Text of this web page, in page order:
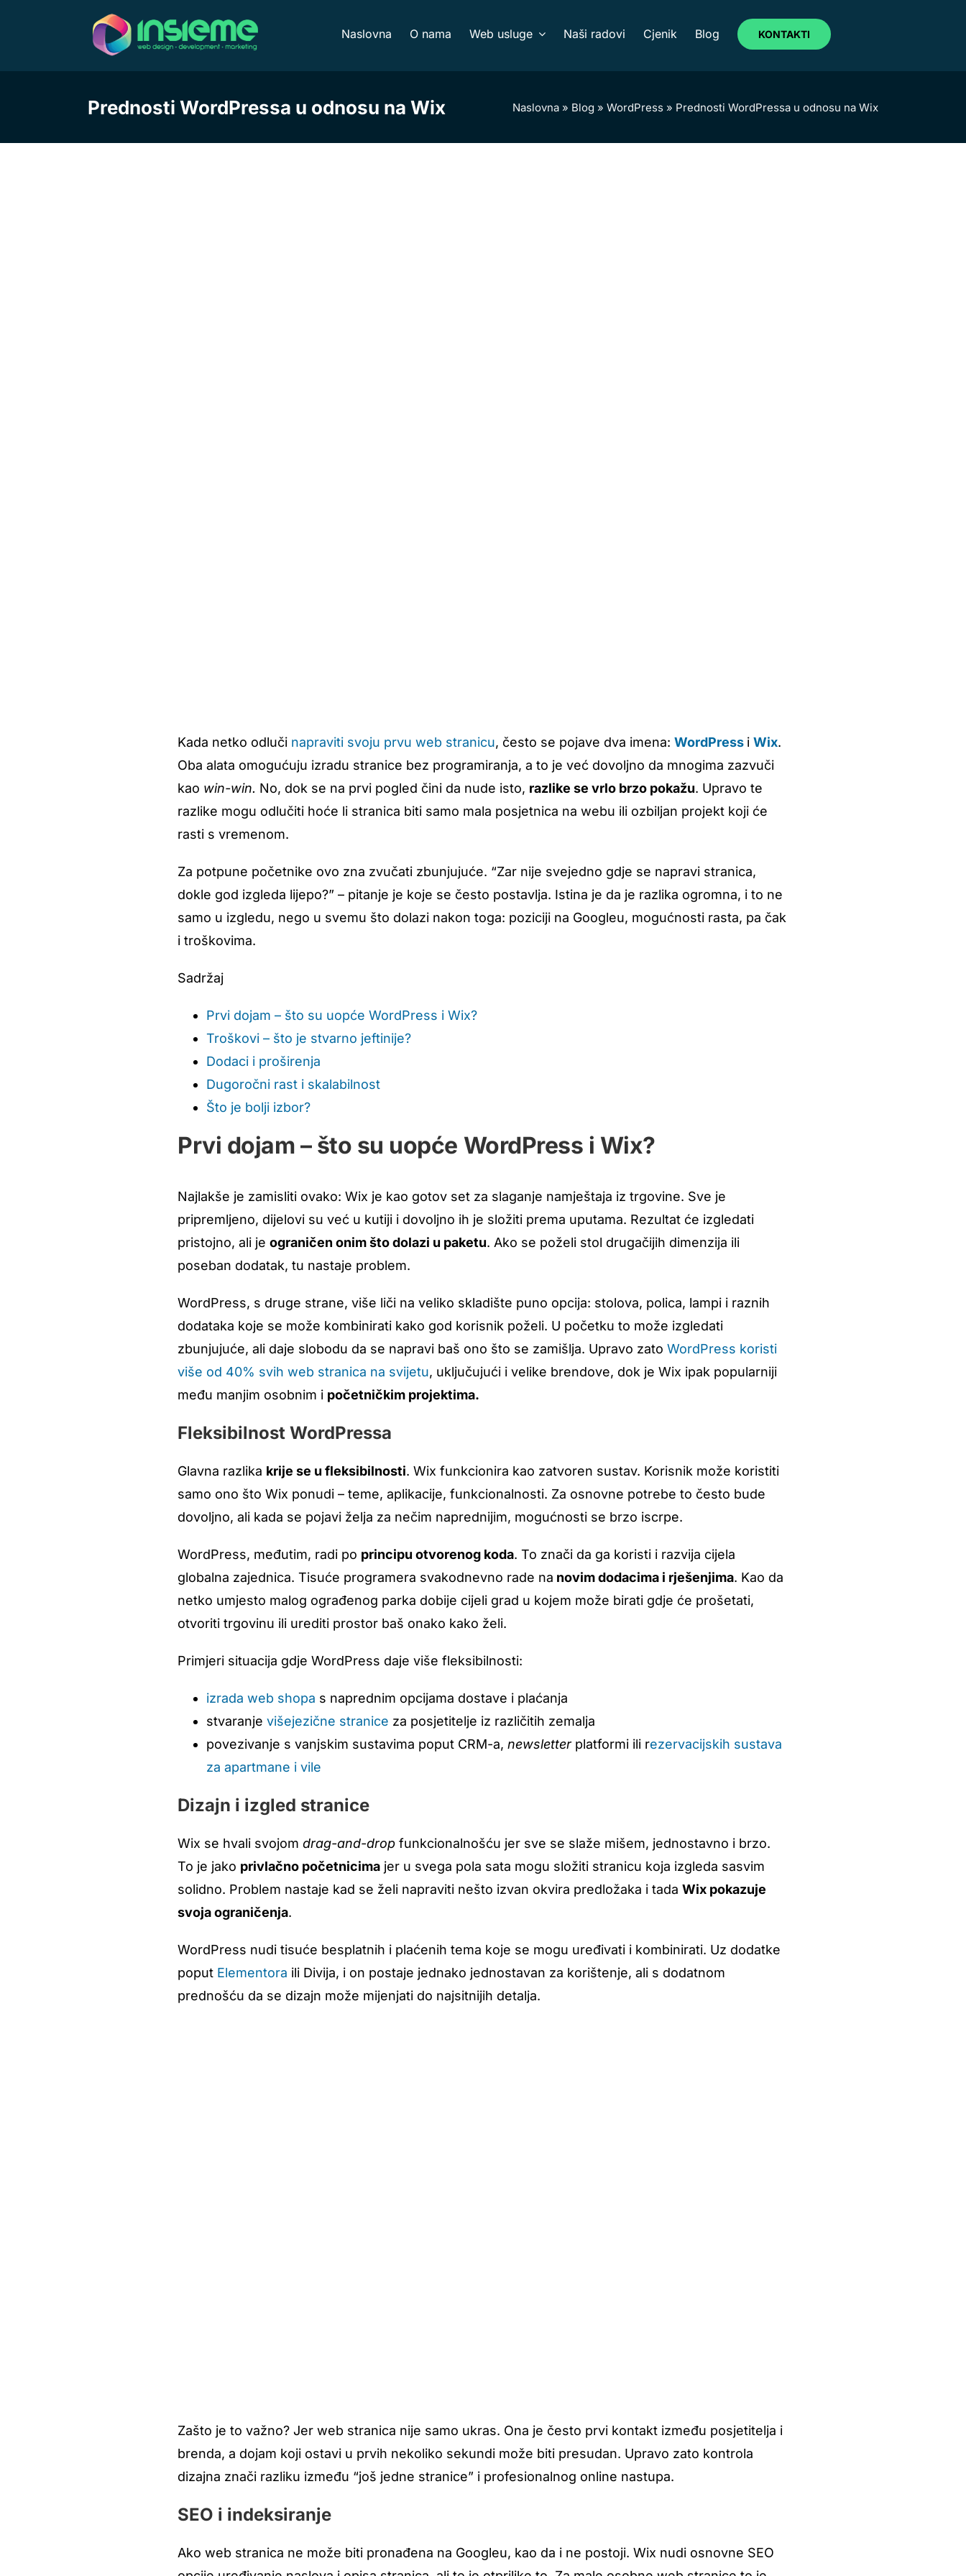
Naslovna O nama Web usluge Naši radovi Cjenik Blog KONTAKTI
Prednosti WordPressa u odnosu na Wix Naslovna » Blog » WordPress » Prednosti WordPressa u odnosu na Wix
Kada netko odluči napraviti svoju prvu web stranicu, često se pojave dva imena: WordPress i Wix.
Oba alata omogućuju izradu stranice bez programiranja, a to je već dovoljno da mnogima zazvuči
kao win-win. No, dok se na prvi pogled čini da nude isto, razlike se vrlo brzo pokažu. Upravo te
razlike mogu odlučiti hoće li stranica biti samo mala posjetnica na webu ili ozbiljan projekt koji će
rasti s vremenom.
Za potpune početnike ovo zna zvučati zbunjujuće. “Zar nije svejedno gdje se napravi stranica,
dokle god izgleda lijepo?” – pitanje je koje se često postavlja. Istina je da je razlika ogromna, i to ne
samo u izgledu, nego u svemu što dolazi nakon toga: poziciji na Googleu, mogućnosti rasta, pa čak
i troškovima.
Sadržaj
Prvi dojam – što su uopće WordPress i Wix?
Troškovi – što je stvarno jeftinije?
Dodaci i proširenja
Dugoročni rast i skalabilnost
Što je bolji izbor?
Prvi dojam – što su uopće WordPress i Wix?
Najlakše je zamisliti ovako: Wix je kao gotov set za slaganje namještaja iz trgovine. Sve je
pripremljeno, dijelovi su već u kutiji i dovoljno ih je složiti prema uputama. Rezultat će izgledati
pristojno, ali je ograničen onim što dolazi u paketu. Ako se poželi stol drugačijih dimenzija ili
poseban dodatak, tu nastaje problem.
WordPress, s druge strane, više liči na veliko skladište puno opcija: stolova, polica, lampi i raznih
dodataka koje se može kombinirati kako god korisnik poželi. U početku to može izgledati
zbunjujuće, ali daje slobodu da se napravi baš ono što se zamišlja. Upravo zato WordPress koristi
više od 40% svih web stranica na svijetu, uključujući i velike brendove, dok je Wix ipak popularniji
među manjim osobnim i početničkim projektima.
Fleksibilnost WordPressa
Glavna razlika krije se u fleksibilnosti. Wix funkcionira kao zatvoren sustav. Korisnik može koristiti
samo ono što Wix ponudi – teme, aplikacije, funkcionalnosti. Za osnovne potrebe to često bude
dovoljno, ali kada se pojavi želja za nečim naprednijim, mogućnosti se brzo iscrpe.
WordPress, međutim, radi po principu otvorenog koda. To znači da ga koristi i razvija cijela
globalna zajednica. Tisuće programera svakodnevno rade na novim dodacima i rješenjima. Kao da
netko umjesto malog ograđenog parka dobije cijeli grad u kojem može birati gdje će prošetati,
otvoriti trgovinu ili urediti prostor baš onako kako želi.
Primjeri situacija gdje WordPress daje više fleksibilnosti:
izrada web shopa s naprednim opcijama dostave i plaćanja
stvaranje višejezične stranice za posjetitelje iz različitih zemalja
povezivanje s vanjskim sustavima poput CRM-a, newsletterplatformi ili rezervacijskih sustava
za apartmane i vile
Dizajn i izgled stranice
Wix se hvali svojom drag-and-drop funkcionalnošću jer sve se slaže mišem, jednostavno i brzo.
To je jako privlačno početnicima jer u svega pola sata mogu složiti stranicu koja izgleda sasvim
solidno. Problem nastaje kad se želi napraviti nešto izvan okvira predložaka i tada Wix pokazuje
svoja ograničenja.
WordPress nudi tisuće besplatnih i plaćenih tema koje se mogu uređivati i kombinirati. Uz dodatke
poput Elementora ili Divija, i on postaje jednako jednostavan za korištenje, ali s dodatnom
prednošću da se dizajn može mijenjati do najsitnijih detalja.
Zašto je to važno? Jer web stranica nije samo ukras. Ona je često prvi kontakt između posjetitelja i
brenda, a dojam koji ostavi u prvih nekoliko sekundi može biti presudan. Upravo zato kontrola
dizajna znači razliku između “još jedne stranice” i profesionalnog online nastupa.
SEO i indeksiranje
Ako web stranica ne može biti pronađena na Googleu, kao da i ne postoji. Wix nudi osnovne SEO